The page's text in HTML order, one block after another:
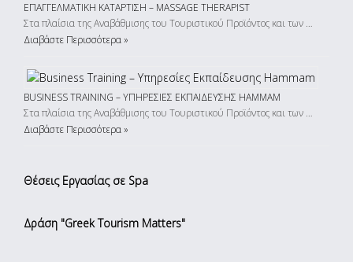
ΕΠΑΓΓΕΛΜΑΤΙΚΉ ΚΑΤΆΡΤΙΣΗ – MASSAGE THERAPIST
Στα πλαίσια της Αναβάθμισης του Τουριστικού Προϊόντος και των …
Διαβάστε Περισσότερα »
BUSINESS TRAINING – ΥΠΗΡΕΣΊΕΣ ΕΚΠΑΊΔΕΥΣΗΣ HAMMAM
Στα πλαίσια της Αναβάθμισης του Τουριστικού Προϊόντος και των …
Διαβάστε Περισσότερα »
Θέσεις Εργασίας σε Spa
Δράση "Greek Tourism Matters"